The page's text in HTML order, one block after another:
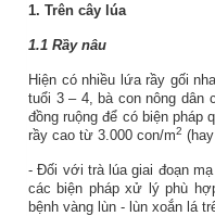
1. Trên cây lúa
1.1 Rầy nâu
Hiện có nhiều lứa rầy gối
tuổi 3 – 4, bà con nông dân
đồng ruộng để có biện pháp
rầy cao từ 3.000 con/m2
- Đối với trà lúa giai đoạn
các biện pháp xử lý phù
bệnh vàng lùn - lùn xoắn lá